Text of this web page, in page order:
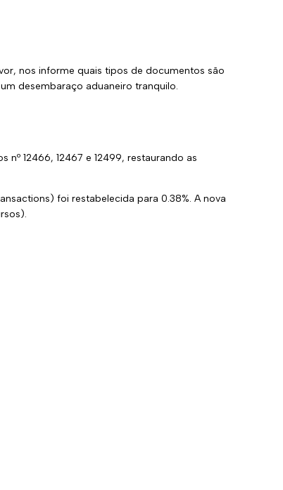
nos informe quais tipos de documentos são
desembaraço aduaneiro tranquilo.
12466, 12467 e 12499, restaurando as
foi restabelecida para 0.38%. A nova